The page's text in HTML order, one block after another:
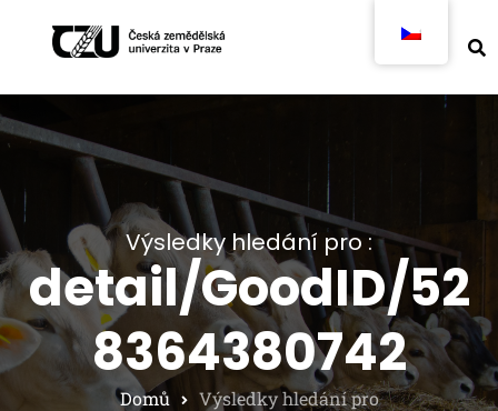
Výsledky hledání pro :
detail/GoodID/52
8364380742
Domů
Výsledky hledání pro